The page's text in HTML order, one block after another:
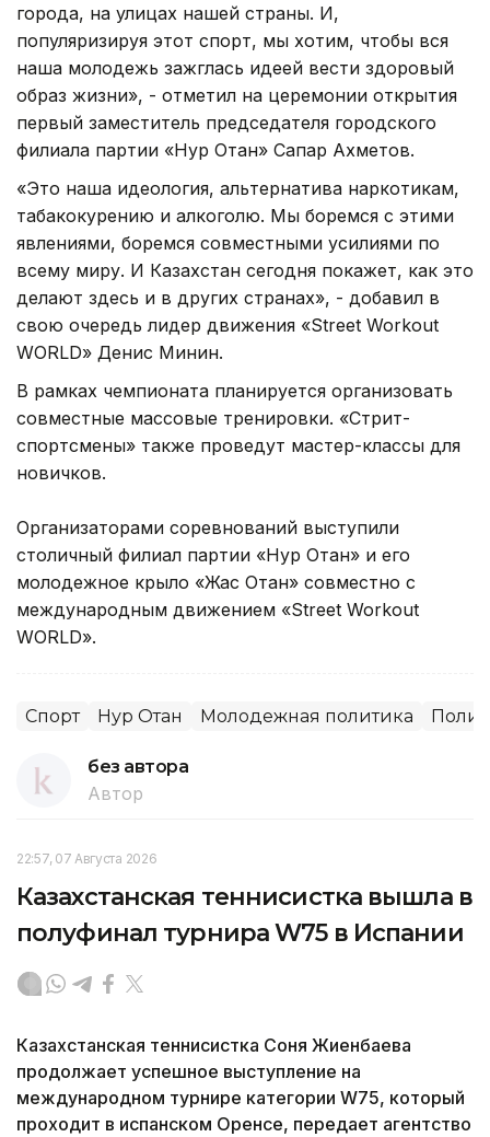
города, на улицах нашей страны. И,
популяризируя этот спорт, мы хотим, чтобы вся
наша молодежь зажглась идеей вести здоровый
образ жизни», - отметил на церемонии открытия
первый заместитель председателя городского
филиала партии «Нур Отан» Сапар Ахметов.
«Это наша идеология, альтернатива наркотикам,
табакокурению и алкоголю. Мы боремся с этими
явлениями, боремся совместными усилиями по
всему миру. И Казахстан сегодня покажет, как это
делают здесь и в других странах», - добавил в
свою очередь лидер движения «Street Workout
WORLD» Денис Минин.
В рамках чемпионата планируется организовать
совместные массовые тренировки. «Стрит-
спортсмены» также проведут мастер-классы для
новичков.
Организаторами соревнований выступили
столичный филиал партии «Нур Отан» и его
молодежное крыло «Жас Отан» совместно с
международным движением «Street Workout
WORLD».
Спорт Нур Отан Молодежная политика
без автора
Автор
22:57, 07 Августа 2026
Казахстанская теннисистка вышла в
полуфинал турнира W75 в Испании
Казахстанская теннисистка Соня Жиенбаева
продолжает успешное выступление на
международном турнире категории W75, который
проходит в испанском Оренсе, передает агентство